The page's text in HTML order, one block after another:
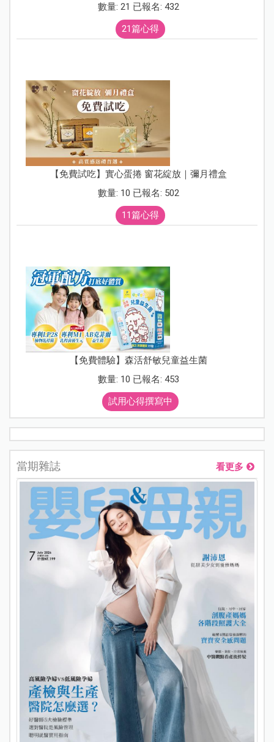
數量: 21 已報名: 432
21篇心得
【免費試吃】實心蛋捲 窗花綻放｜彌月禮盒
數量: 10 已報名: 502
11篇心得
【免費體驗】森活舒敏兒童益生菌
數量: 10 已報名: 453
試用心得撰寫中
當期雜誌 看更多